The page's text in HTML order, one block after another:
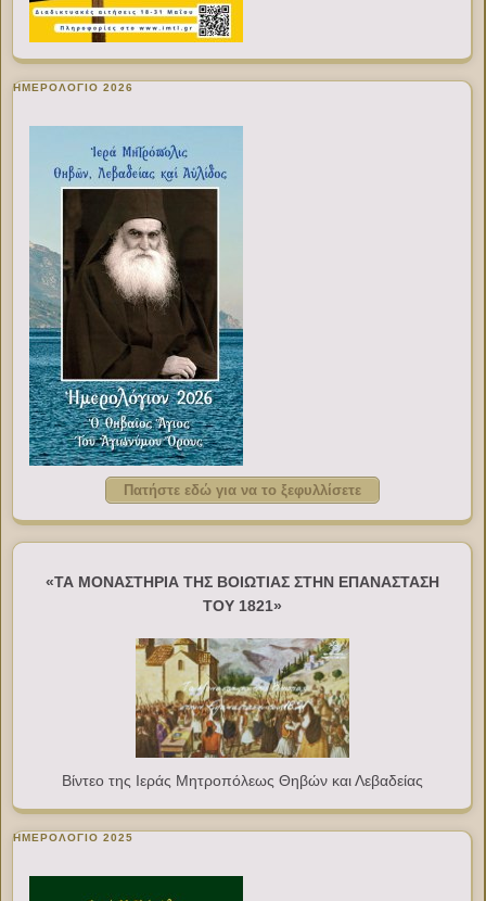
ΗΜΕΡΟΛΟΓΙΟ 2026
Πατήστε εδώ για να το ξεφυλλίσετε
«ΤΑ ΜΟΝΑΣΤΗΡΙΑ ΤΗΣ ΒΟΙΩΤΙΑΣ ΣΤΗΝ ΕΠΑΝΑΣΤΑΣΗ
ΤΟΥ 1821»
Βίντεο της Ιεράς Μητροπόλεως Θηβών και Λεβαδείας
ΗΜΕΡΟΛΟΓΙΟ 2025